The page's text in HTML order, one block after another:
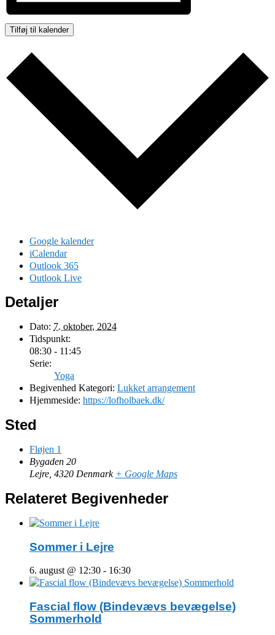
Tilføj til kalender
Google kalender
iCalendar
Outlook 365
Outlook Live
Detaljer
Dato: 7. oktober, 2024
Tidspunkt:
08:30 - 11:45
Serie:
Yoga
Begivenhed Kategori: Lukket arrangement
Hjemmeside: https://lofholbaek.dk/
Sted
Fløjen 1
Bygaden 20
Lejre 4320 Denmark + Google Maps
Relateret Begivenheder
Sommer i Lejre
6. august @ 12:30 - 16:30
Fascial flow (Bindevævs bevægelse)
Sommerhold